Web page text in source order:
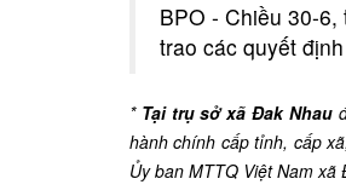
Ban
Ban
BPO - Chiều 30-
trao các quyết
* Tại trụ sở xã Đak Nhau
hành chính cấp tỉnh, cấp
Ủy ban MTTQ Việt Nam